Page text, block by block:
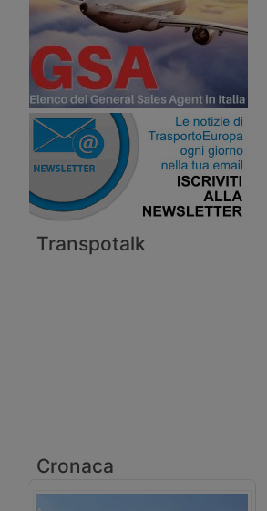
Transpotalk
Cronaca